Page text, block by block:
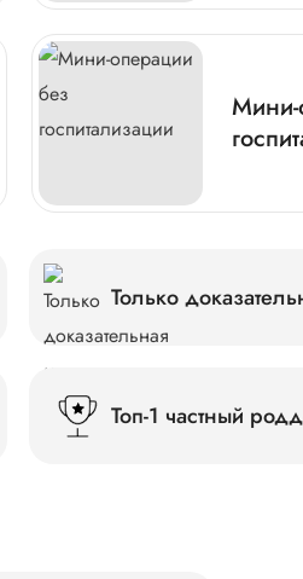
Мини-
Только
Топ-1 частный